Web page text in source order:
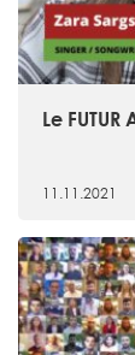
Le
11.11.2021